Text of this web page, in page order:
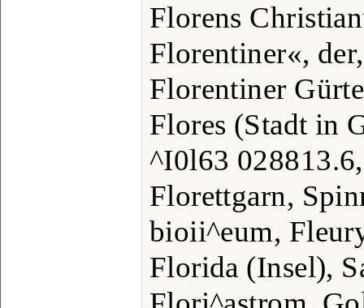
Florens
Florentiner«,
Florentiner
Flores (Stadt in
^I0l63
Florettgarn,
bioii^eum,
Florida (Insel),